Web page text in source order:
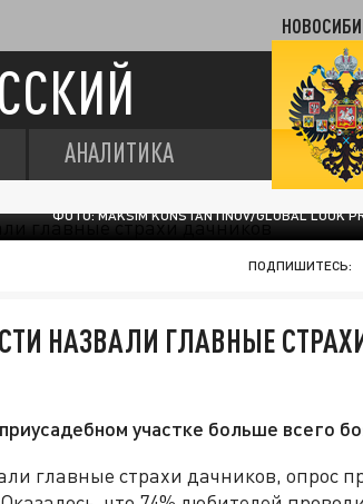
АНАЛИТИКА
ФОТО: MAKSIM KONSTANTINOV/GLOBAL LOOK
ПОДПИШИТЕСЬ:
НАЗВАЛИ ГЛАВНЫЕ
участке больше всего
главные страхи дачников, опрос